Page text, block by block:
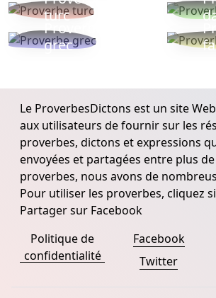
turc
Proverbe
grec
Le ProverbesDictons est un site
aux utilisateurs de fournir sur les
proverbes, dictons et expressions
envoyées et partagées entre plus de
proverbes, nous avons de
Pour utiliser les proverbes, cliquez
Partager sur Facebook
Politique de
confidentialité
Facebook
Twitter